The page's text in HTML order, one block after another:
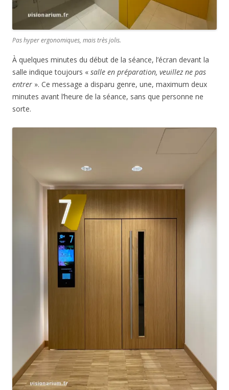
Pas hyper ergonomiques, mais très jolis.
À quelques minutes du début de la séance, l’écran devant la
salle indique toujours « salle en préparation, veuillez ne pas
entrer ». Ce message a disparu genre, une, maximum deux
minutes avant l’heure de la séance, sans que personne ne
sorte.